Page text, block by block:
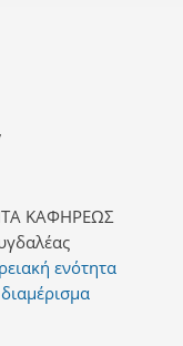
ΚΑΦΗΡΕΩΣ
ενότητα